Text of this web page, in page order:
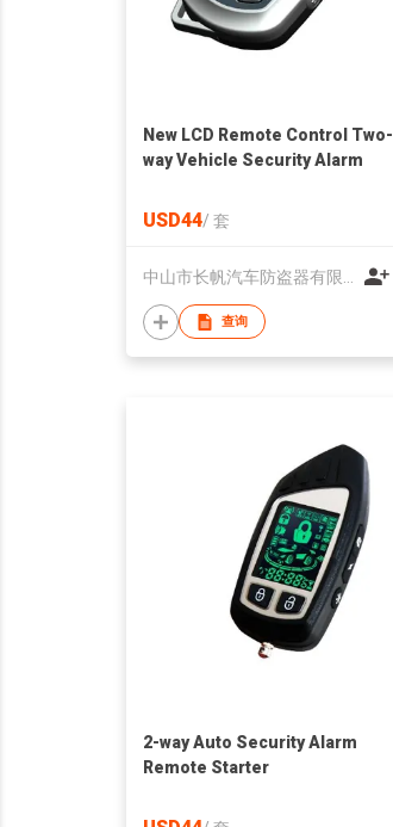
New LCD Remote Control Two-
way Vehicle Security Alarm
USD44/ 套
查询
2-way Auto Security Alarm
Remote Starter